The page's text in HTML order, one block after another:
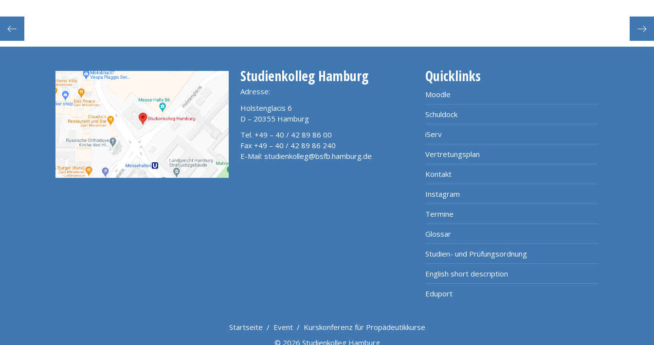
Frist: Abgabe der korrigierten Prüfungen mit Notenübersicht durch Vorsitz im Sekretariat
Studienkolleg Hamburg
Adresse:
Holstenglacis 6
D – 20355 Hamburg
Tel. +49 – 40 / 42 89 86 00
Fax +49 – 40 / 42 89 86 240
E-Mail: studienkolleg@bsfb.hamburg.de
Quicklinks
Moodle
Schuldock
iServ
Vertretungsplan
Kontakt
Instagram
Termine
Glossar
Studien- und Prüfungsordnung
English short description
Eduport
Startseite / Event/ Kurskonferenz für Propädeutikkurse
© 2026 Studienkolleg Hamburg